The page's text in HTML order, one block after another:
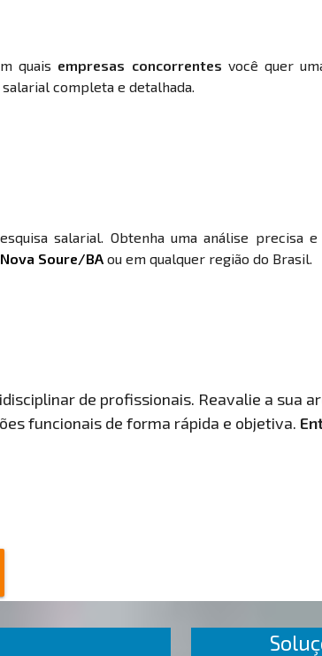
quais empresas concorrentes você quer
salarial completa e detalhada.
salarial. Obtenha uma análise precisa e
Soure/BAou em qualquer região do Brasil.
de profissionais. Reavalie a sua
funcionais de forma rápida e objetiva.